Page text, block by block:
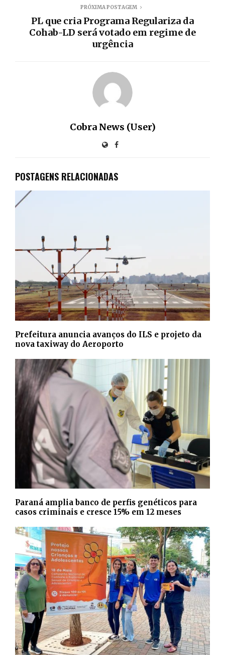
PRÓXIMA POSTAGEM
PL que cria Programa Regulariza da
Cohab-LD será votado em regime de
urgência
Cobra News (User)
POSTAGENS RELACIONADAS
Prefeitura anuncia avanços do ILS e projeto da
nova taxiway do Aeroporto
Paraná amplia banco de perfis genéticos para
casos criminais e cresce 15% em 12 meses